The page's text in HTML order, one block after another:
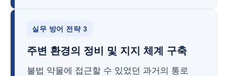
실무 방어 전략 3
주변 환경의 정비 및 지지 체계 구축
불법 약물에 접근할 수 있었던 과거의 통로